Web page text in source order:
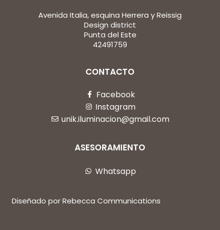
Avenida Italia, esquina Herrera y Reissig
Design district
Punta del Este
42491759
CONTACTO
Facebook
Instagram
unik.iluminacion@gmail.com
ASESORAMIENTO
Whatsapp
Diseñado por Rebecca Communications